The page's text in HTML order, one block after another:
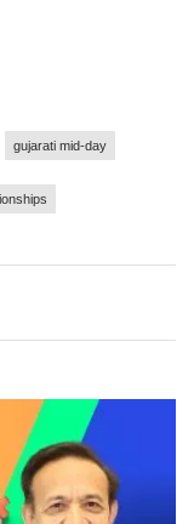
gujarati mid-day